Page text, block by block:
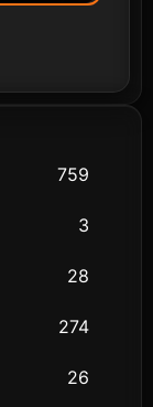
759
3
28
274
26